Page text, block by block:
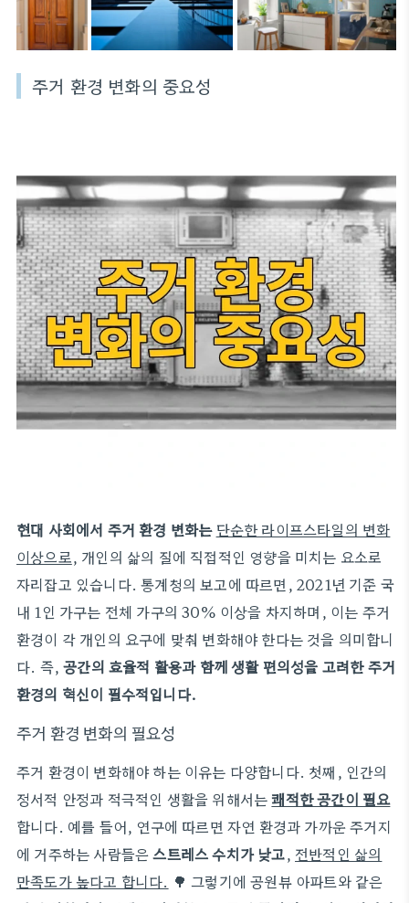
주거 환경 변화의 중요성
현대 사회에서 주거 환경 변화는 단순한 라이프스타일의 변화
이상으로, 개인의 삶의 질에 직접적인 영향을 미치는 요소로
자리잡고 있습니다. 통계청의 보고에 따르면, 2021년 기준 국
내 1인 가구는 전체 가구의 30% 이상을 차지하며, 이는 주거
환경이 각 개인의 요구에 맞춰 변화해야 한다는 것을 의미합니
다. 즉,공간의 효율적 활용과 함께 생활 편의성을 고려한 주거
환경의 혁신이 필수적입니다.
주거 환경 변화의 필요성
주거 환경이 변화해야 하는 이유는 다양합니다. 첫째, 인간의
정서적 안정과 적극적인 생활을 위해서는 쾌적한 공간이 필요
합니다. 예를 들어, 연구에 따르면 자연 환경과 가까운 주거지
에 거주하는 사람들은스트레스 수치가 낮고, 전반적인 삶의
만족도가 높다고 합니다. 🌳 그렇기에 공원뷰 아파트와 같은